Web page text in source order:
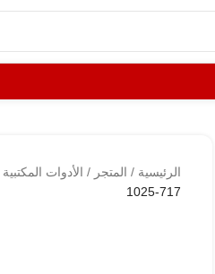
الرئيسية / المتجر / الأدوات المكتبية
1025-717